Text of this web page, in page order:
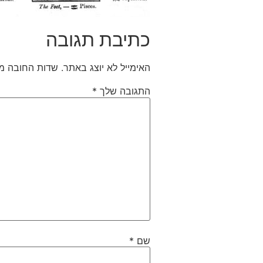
כתיבת תגובה
האימייל לא יוצג באתר. שדות החובה
התגובה שלך *
שם *